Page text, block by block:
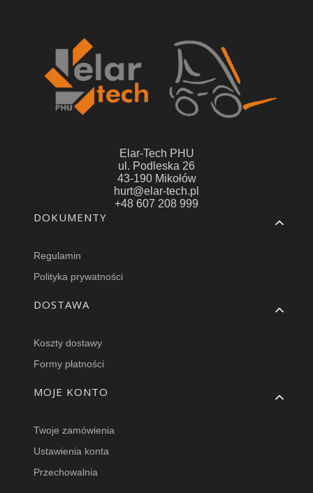
Elar-Tech PHU
ul. Podleska 26
43-190 Mikołów
hurt@elar-tech.pl
+48 607 208 999
Linki w stopce
DOKUMENTY
Regulamin
Polityka prywatności
DOSTAWA
Koszty dostawy
Formy płatności
MOJE KONTO
Twoje zamówienia
Ustawienia konta
Przechowalnia